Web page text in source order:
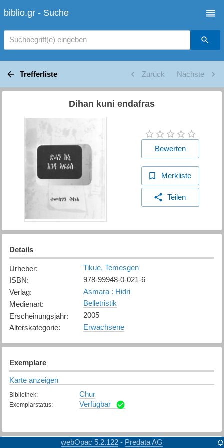
biblio.gr - Suche
Suchbegriff(e) eingeben
Trefferliste Zurück Nächste
Dihan kuni endafras
Bewerten
Merkliste
Teilen
Details
Urheber:
Tikue, Temesgen
ISBN:
978-99948-0-021-6
Verlag:
Asmara : Hidri
Medienart:
Belletristik
Erscheinungsjahr:
2005
Alterskategorie: Erwachsene
Exemplare
Karte anzeigen
Bibliothek: Chur
Exemplarstatus: Verfügbar
webOpac 5.2.122 - Predata AG